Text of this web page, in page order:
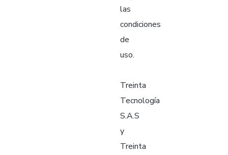
las
condiciones
de
uso.
Treinta
Tecnología
S.A.S
y
Treinta